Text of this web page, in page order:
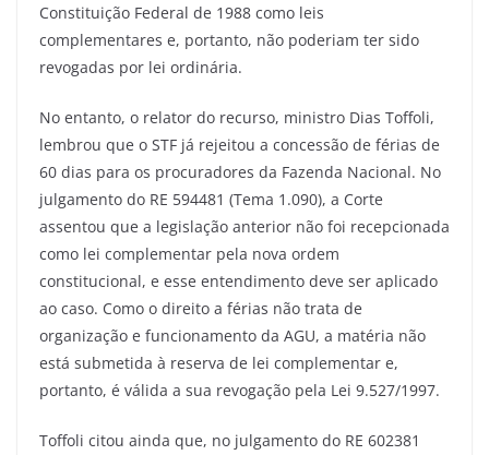
Constituição Federal de 1988 como leis
complementares e, portanto, não poderiam ter sido
revogadas por lei ordinária.
No entanto, o relator do recurso, ministro Dias Toffoli,
lembrou que o STF já rejeitou a concessão de férias de
60 dias para os procuradores da Fazenda Nacional. No
julgamento do RE 594481 (Tema 1.090), a Corte
assentou que a legislação anterior não foi recepcionada
como lei complementar pela nova ordem
constitucional, e esse entendimento deve ser aplicado
ao caso. Como o direito a férias não trata de
organização e funcionamento da AGU, a matéria não
está submetida à reserva de lei complementar e,
portanto, é válida a sua revogação pela Lei 9.527/1997.
Toffoli citou ainda que, no julgamento do RE 602381